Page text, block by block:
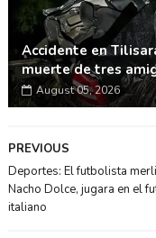
Accidente en
muerte de tres
August 05, 2026
PREVIOUS
Deportes: El futbolista
Nacho Dolce, jugara en el
italiano